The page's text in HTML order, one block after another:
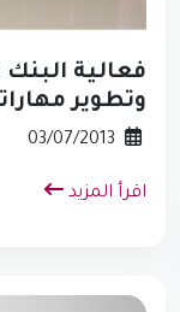
فعالية البنك
وتطوير
اقرأ المزيد